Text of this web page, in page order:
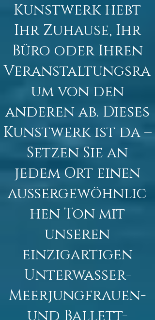
Kunstwerk hebt
Ihr Zuhause, Ihr
Büro oder Ihren
Veranstaltungsra
um von den
anderen ab. Dieses
Kunstwerk ist da –
Setzen Sie an
jedem Ort einen
außergewöhnlic
hen Ton mit
unseren
einzigartigen
Unterwasser-
Meerjungfrauen-
und Ballett-